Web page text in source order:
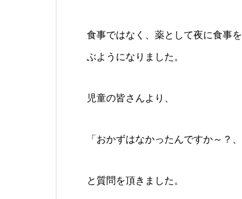
食事ではなく、薬として夜に食事
ぶようになりました。
児童の皆さんより、
「おかずはなかったんですか～？
と質問を頂きました。